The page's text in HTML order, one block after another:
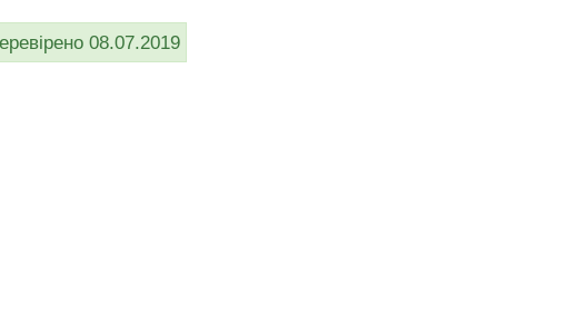
08.07.2019